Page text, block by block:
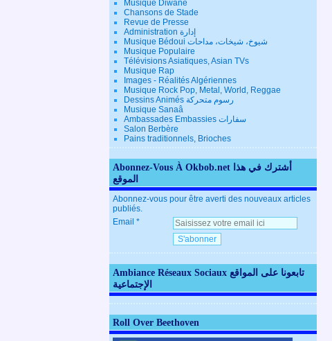
Musique Diwane
Chansons de Stade
Revue de Presse
Administration إدارة
Musique Bédoui شيوخ، شيخات، مداحات
Musique Populaire
Télévisions Asiatiques, Asian TVs
Musique Rap
Images - Réalités Algériennes
Musique Rock Pop, Metal, World, Reggae
Dessins Animés رسوم متحركة
Musique Sanaâ
Ambassades Embassies سفارات
Salon Berbère
Pains traditionnels, Brioches
Abonnez-Vous À Okbob.net أشترك في هذا
الموقع
Abonnez-vous pour être averti des nouveaux articles
publiés.
Email
Ambiance Réseaux Sociaux تابعونا على المواقع
الإجتماعية
Roll Over Beethoven